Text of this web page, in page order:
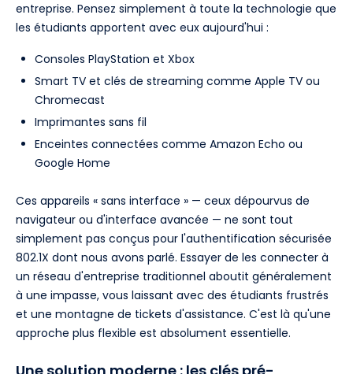
entreprise. Pensez simplement à toute la technologie que
les étudiants apportent avec eux aujourd'hui :
Consoles PlayStation et Xbox
Smart TV et clés de streaming comme Apple TV ou
Chromecast
Imprimantes sans fil
Enceintes connectées comme Amazon Echo ou
Google Home
Ces appareils « sans interface » — ceux dépourvus de
navigateur ou d'interface avancée — ne sont tout
simplement pas conçus pour l'authentification sécurisée
802.1X dont nous avons parlé. Essayer de les connecter à
un réseau d'entreprise traditionnel aboutit généralement
à une impasse, vous laissant avec des étudiants frustrés
et une montagne de tickets d'assistance. C'est là qu'une
approche plus flexible est absolument essentielle.